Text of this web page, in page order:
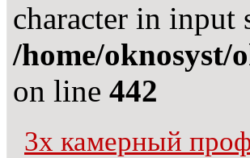
character in input
/home/
on line 442
3х камерный